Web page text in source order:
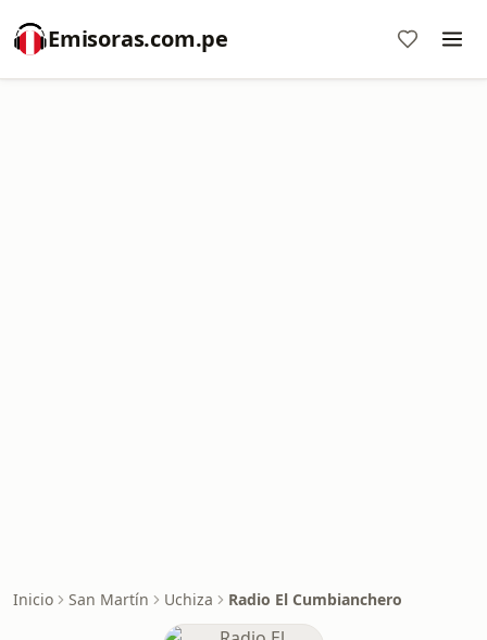
Emisoras.com.pe
Inicio San Martín Uchiza Radio El Cumbianchero